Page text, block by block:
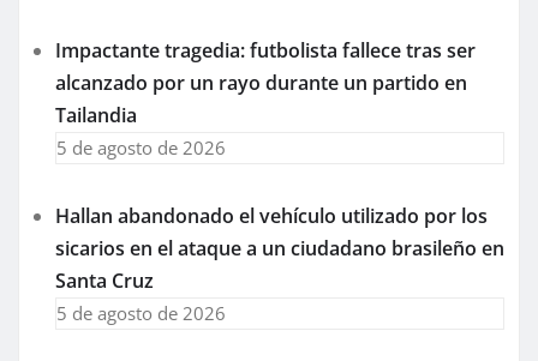
Impactante tragedia: futbolista fallece tras ser
alcanzado por un rayo durante un partido en
Tailandia
5 de agosto de 2026
Hallan abandonado el vehículo utilizado por los
sicarios en el ataque a un ciudadano brasileño en
Santa Cruz
5 de agosto de 2026